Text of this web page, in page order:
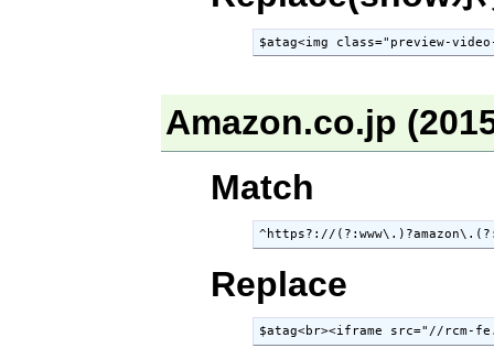
$atag<img class="preview-
Amazon.co.jp
Match
^https?://
Replace
$atag<br><iframe src="//rcm-